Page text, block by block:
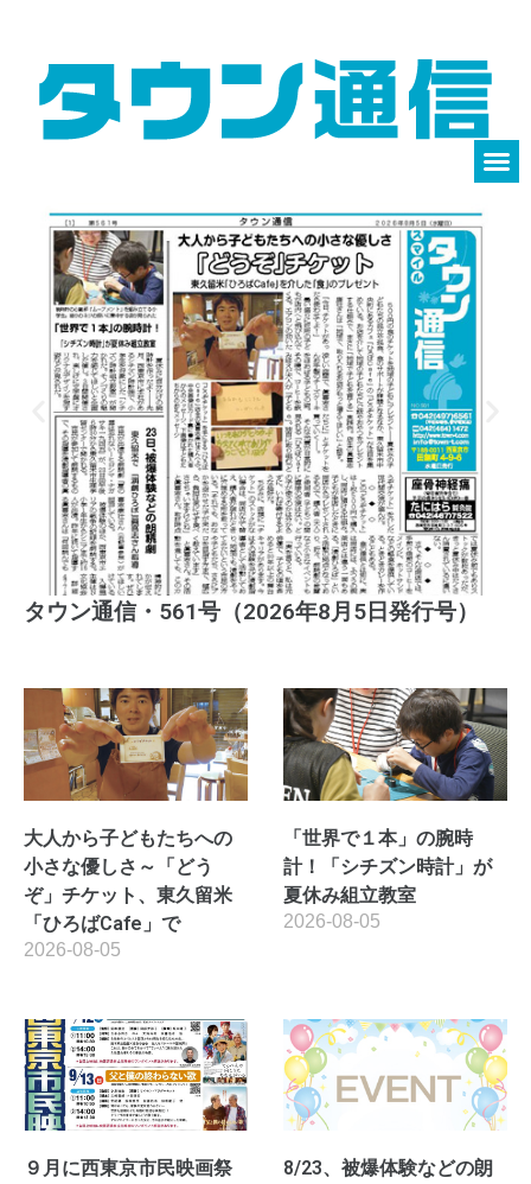
タウン通信・561号（2026年8月5日発行号）
大人から子どもたちへの
小さな優しさ～「どう
ぞ」チケット、東久留米
「ひろばCafe」で
2026-08-05
「世界で１本」の腕時
計！「シチズン時計」が
夏休み組立教室
2026-08-05
９月に西東京市民映画祭
8/23、被爆体験などの朗